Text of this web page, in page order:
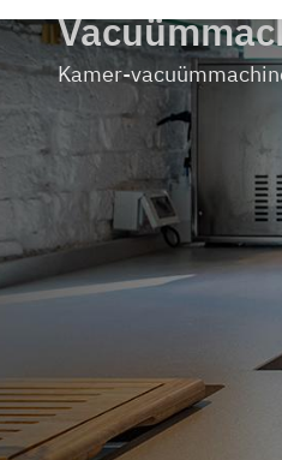
momento dalla
per garantire che l’utente
media e per analizzare il
che si occupano di
ha fornito loro o che hanno
Kamer-